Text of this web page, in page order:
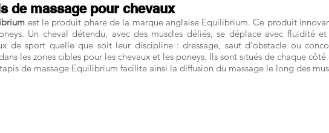
de massage pour chevaux
est le produit phare de la marque anglaise Equilibrium. Ce produit
Un cheval détendu, avec des muscles déliés, se déplace avec fluidité
de sport quelle que soit leur discipline : dressage, saut d'obstacle ou
les zones cibles pour les chevaux et les poneys. Ils sont situés de chaque
de massage Equilibrium facilite ainsi la diffusion du massage le long des